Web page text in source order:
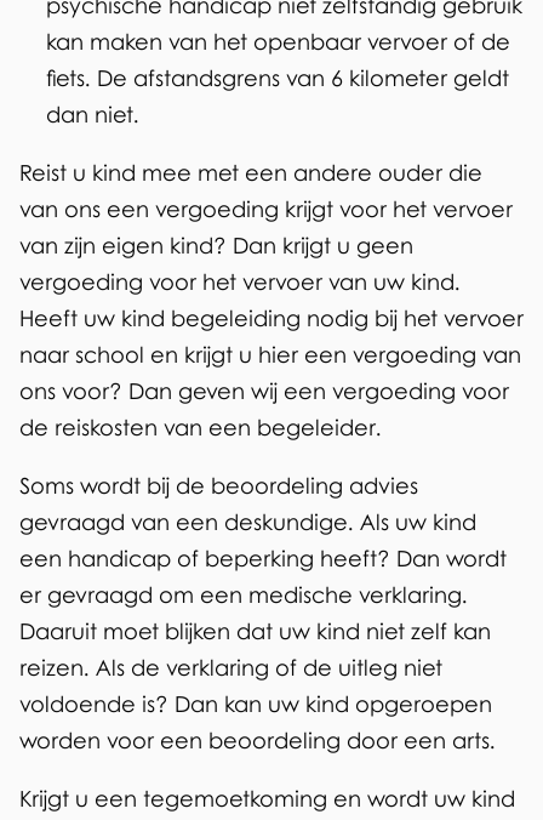
kan maken van het openbaar vervoer of de
fiets. De afstandsgrens van 6 kilometer geldt
dan niet.
Reist u kind mee met een andere ouder die
van ons een vergoeding krijgt voor het vervoer
van zijn eigen kind? Dan krijgt u geen
vergoeding voor het vervoer van uw kind.
Heeft uw kind begeleiding nodig bij het vervoer
naar school en krijgt u hier een vergoeding van
ons voor? Dan geven wij een vergoeding voor
de reiskosten van een begeleider.
Soms wordt bij de beoordeling advies
gevraagd van een deskundige. Als uw kind
een handicap of beperking heeft? Dan wordt
er gevraagd om een medische verklaring.
Daaruit moet blijken dat uw kind niet zelf kan
reizen. Als de verklaring of de uitleg niet
voldoende is? Dan kan uw kind opgeroepen
worden voor een beoordeling door een arts.
Krijgt u een tegemoetkoming en wordt uw kind